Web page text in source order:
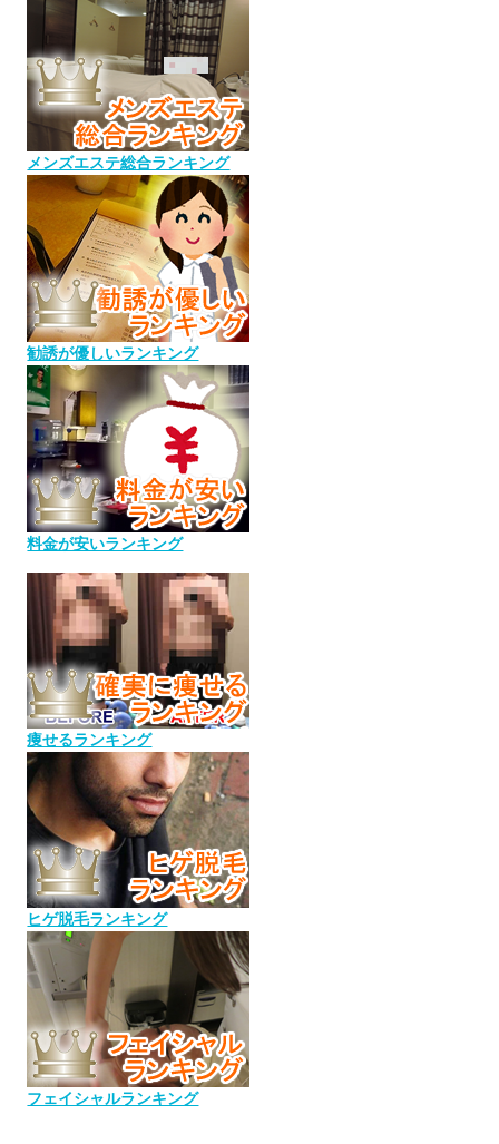
メンズエステ総合ランキング
勧誘が優しいランキング
料金が安いランキング
痩せるランキング
ヒゲ脱毛ランキング
フェイシャルランキング